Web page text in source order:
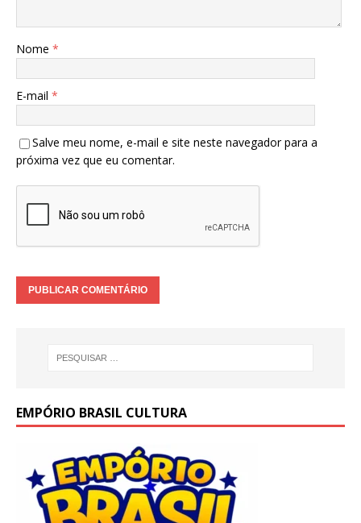
Nome *
E-mail *
Salve meu nome, e-mail e site neste navegador para a
próxima vez que eu comentar.
EMPÓRIO BRASIL CULTURA